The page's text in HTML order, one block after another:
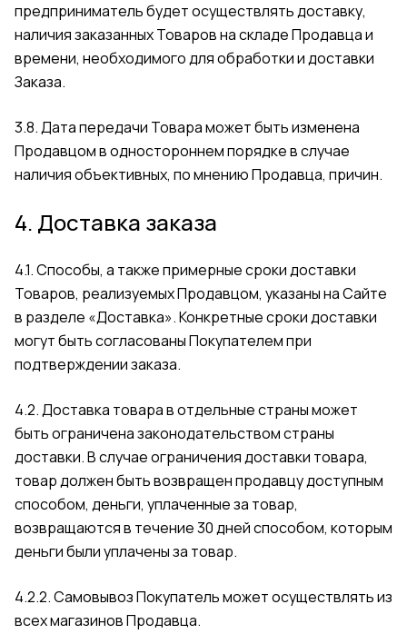
предприниматель будет осуществлять доставку,
наличия заказанных Товаров на складе Продавца и
времени, необходимого для обработки и доставки
Заказа.
3.8. Дата передачи Товара может быть изменена
Продавцом в одностороннем порядке в случае
наличия объективных, по мнению Продавца, причин.
4. Доставка заказа
4.1. Способы, а также примерные сроки доставки
Товаров, реализуемых Продавцом, указаны на Сайте
в разделе «Доставка». Конкретные сроки доставки
могут быть согласованы Покупателем при
подтверждении заказа.
4.2. Доставка товара в отдельные страны может
быть ограничена законодательством страны
доставки. В случае ограничения доставки товара,
товар должен быть возвращен продавцу доступным
способом, деньги, уплаченные за товар,
возвращаются в течение 30 дней способом, которым
деньги были уплачены за товар.
4.2.2. Самовывоз Покупатель может осуществлять из
всех магазинов Продавца.